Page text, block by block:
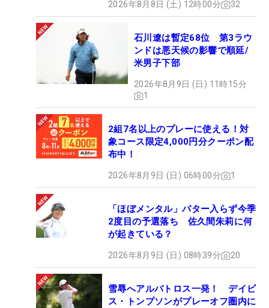
2026年8月8日 (土) 12時00分 32
石川遼は暫定68位 第3ラウ
ンドは悪天候の影響で順延/
米男子下部
2026年8月9日 (日) 11時15分
1
2組7名以上のプレーに使える！対
象コース限定4,000円分クーポン配
布中！
2026年8月9日 (日) 06時00分 1
「ほぼメンタル」パター入らず今季
2度目の予選落ち 佐久間朱莉に何
が起きている？
2026年8月9日 (日) 08時39分 20
雪辱へアルバトロス一発！ デイビ
ス・トンプソンがプレーオフ圏内に